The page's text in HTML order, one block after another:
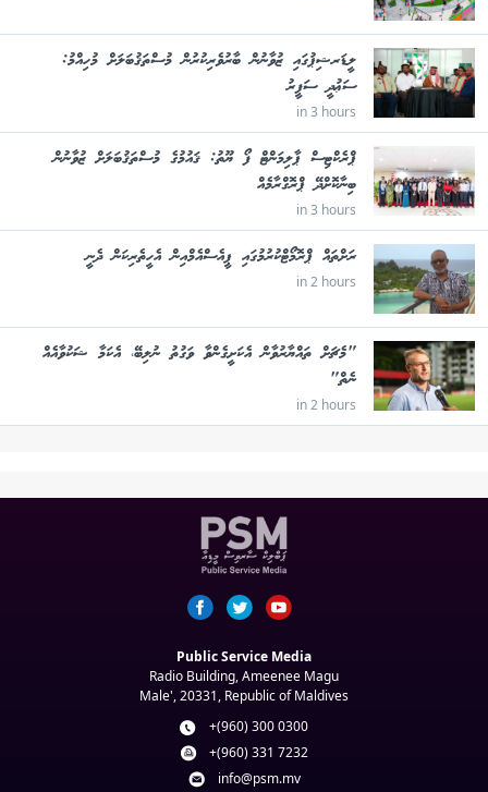
ލީޑަރޝިޕުގައި ޒުވާނުން ބާރުވެރިކުރުން މުސްތަޤުބަލަށް މުހިއްމު:
ސަޢުދީ ސަފީރު
in 3 hours
ޕްރެކްޓިސް ޕާލިމަންޓް ފޯ ޔޫތު: ޤައުމުގެ މުސްތަޤުބަލަށް ޒުވާނުން
ބިނާކޮށްދޭ ޕްރޮގްރާމެއް
in 3 hours
ރަށްތައް ޕްރޮމޯޓްކުރުމުގައި ޕީއެސްއެމްއިން އެހީތެރިކަން ދެނީ
in 2 hours
"މެޗަށް ތައްޔާރުވާން އެކަށީގެންވާ ވަގުތު ނުލިބޭ، އެކަމާ ޝަކުވާއެއް
ނެތް"
in 2 hours
Public Service Media
Radio Building, Ameenee Magu
Male', 20331, Republic of Maldives
+(960) 300 0300
+(960) 331 7232
info@psm.mv